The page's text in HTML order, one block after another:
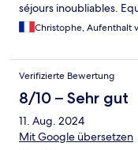
séjours inoubliables.
Christophe, Aufenthalt
Verifizierte Bewertung
8/10 – Sehr gut
11. Aug. 2024
Mit Google übersetzen